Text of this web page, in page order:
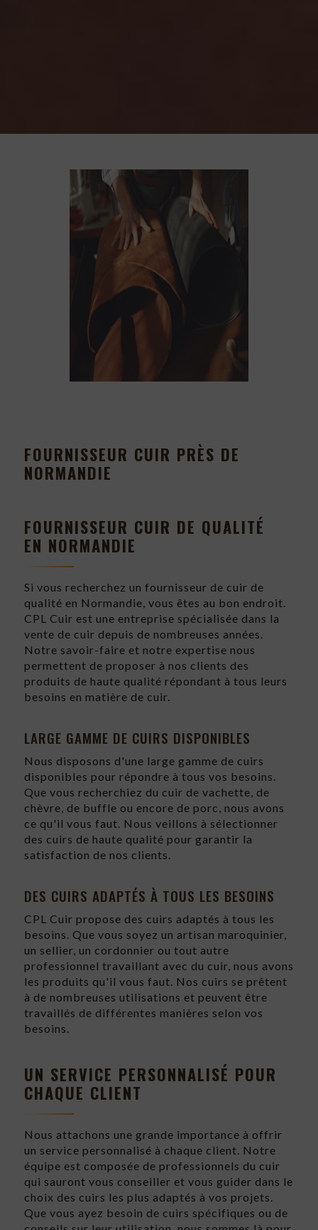
FOURNISSEUR CUIR PRÈS DE
NORMANDIE
FOURNISSEUR CUIR DE QUALITÉ
EN NORMANDIE
Si vous recherchez un fournisseur de cuir de
qualité en Normandie, vous êtes au bon endroit.
CPL Cuir est une entreprise spécialisée dans la
vente de cuir depuis de nombreuses années.
Notre savoir-faire et notre expertise nous
permettent de proposer à nos clients des
produits de haute qualité répondant à tous leurs
besoins en matière de cuir.
LARGE GAMME DE CUIRS DISPONIBLES
Nous disposons d'une large gamme de cuirs
disponibles pour répondre à tous vos besoins.
Que vous recherchiez du cuir de vachette, de
chèvre, de buffle ou encore de porc, nous avons
ce qu'il vous faut. Nous veillons à sélectionner
des cuirs de haute qualité pour garantir la
satisfaction de nos clients.
DES CUIRS ADAPTÉS À TOUS LES BESOINS
CPL Cuir propose des cuirs adaptés à tous les
besoins. Que vous soyez un artisan maroquinier,
un sellier, un cordonnier ou tout autre
professionnel travaillant avec du cuir, nous avons
les produits qu'il vous faut. Nos cuirs se prêtent
à de nombreuses utilisations et peuvent être
travaillés de différentes manières selon vos
besoins.
UN SERVICE PERSONNALISÉ POUR
CHAQUE CLIENT
Nous attachons une grande importance à offrir
un service personnalisé à chaque client. Notre
équipe est composée de professionnels du cuir
qui sauront vous conseiller et vous guider dans le
choix des cuirs les plus adaptés à vos projets.
Que vous ayez besoin de cuirs spécifiques ou de